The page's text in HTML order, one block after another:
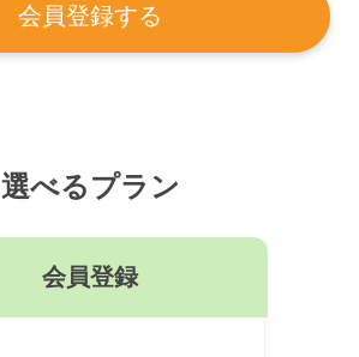
会員登録する
選べるプラン
会員登録